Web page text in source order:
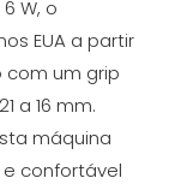
W, o
EUA a partir
com um grip
a 16 mm.
máquina
confortável